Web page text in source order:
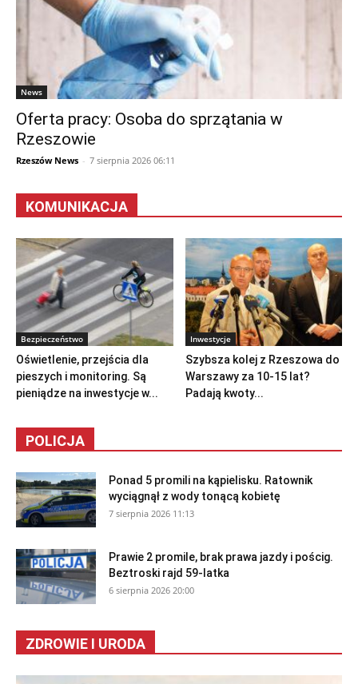
News
Oferta pracy: Osoba do sprzątania w
Rzeszowie
Rzeszów News - 7 sierpnia 2026 06:11
KOMUNIKACJA
Bezpieczeństwo
Oświetlenie, przejścia dla
pieszych i monitoring. Są
pieniądze na inwestycje w...
Inwestycje
Szybsza kolej z Rzeszowa do
Warszawy za 10-15 lat?
Padają kwoty...
POLICJA
Ponad 5 promili na kąpielisku. Ratownik
wyciągnął z wody tonącą kobietę
7 sierpnia 2026 11:13
Prawie 2 promile, brak prawa jazdy i pościg.
Beztroski rajd 59-latka
6 sierpnia 2026 20:00
ZDROWIE I URODA